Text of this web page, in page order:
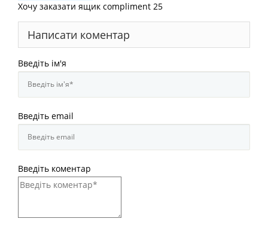
Хочу заказати ящик compliment 25
Написати коментар
Введіть ім'я
Введіть email
Введіть коментар